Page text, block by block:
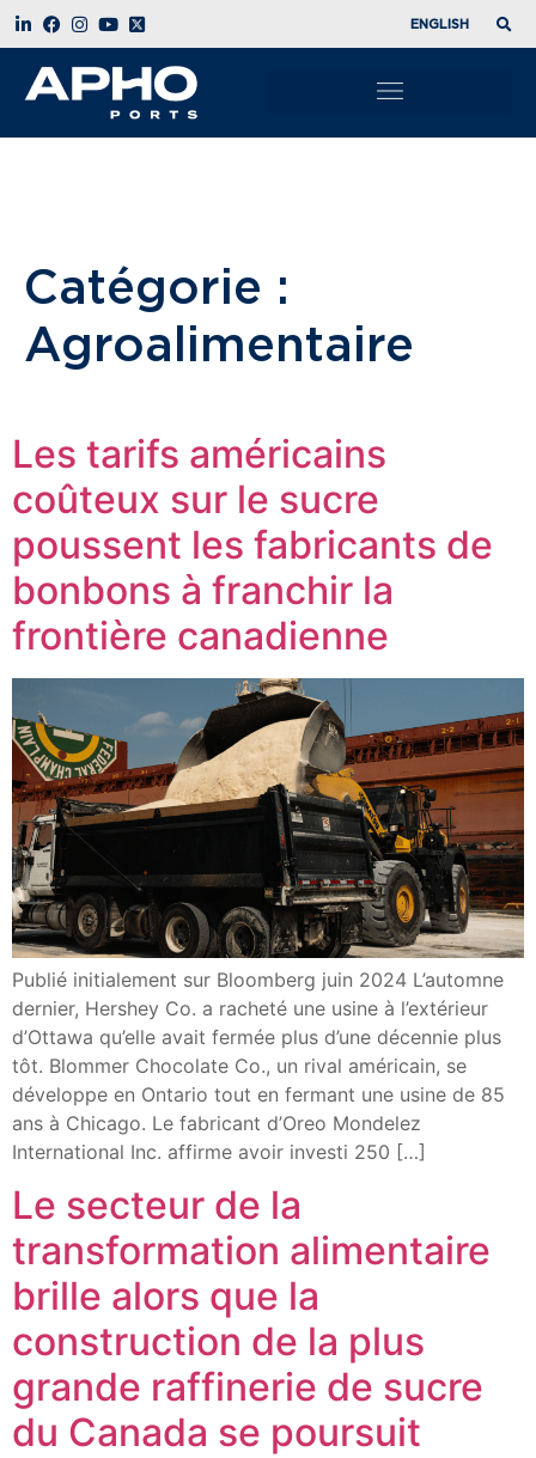
ENGLISH
Catégorie :
Agroalimentaire
Les tarifs américains
coûteux sur le sucre
poussent les fabricants de
bonbons à franchir la
frontière canadienne
Publié initialement sur Bloomberg juin 2024 L’automne
dernier, Hershey Co. a racheté une usine à l’extérieur
d’Ottawa qu’elle avait fermée plus d’une décennie plus
tôt. Blommer Chocolate Co., un rival américain, se
développe en Ontario tout en fermant une usine de 85
ans à Chicago. Le fabricant d’Oreo Mondelez
International Inc. affirme avoir investi 250 […]
Le secteur de la
transformation alimentaire
brille alors que la
construction de la plus
grande raffinerie de sucre
du Canada se poursuit